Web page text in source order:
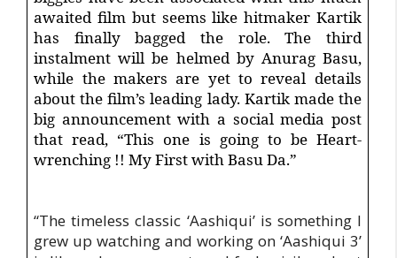
awaited film but seems like hitmaker Kartik
has finally bagged the role. The third
instalment will be helmed by Anurag Basu,
while the makers are yet to reveal details
about the film’s leading lady. Kartik made the
big announcement with a social media post
that read, “This one is going to be Heart-
wrenching !! My First with Basu Da.”
“The timeless classic ‘Aashiqui’ is something I
grew up watching and working on ‘Aashiqui 3’